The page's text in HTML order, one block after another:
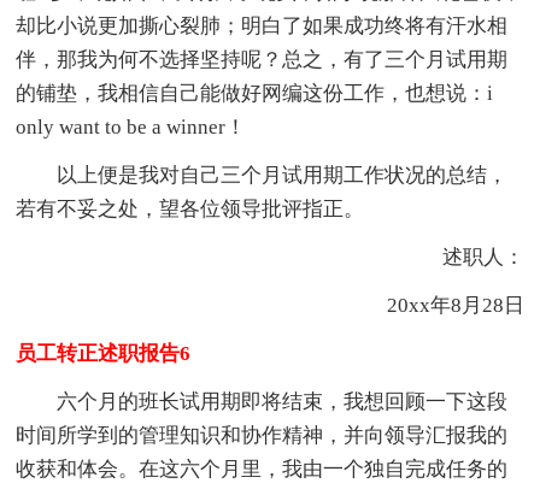
却比小说更加撕心裂肺；明白了如果成功终将有汗水相
伴，那我为何不选择坚持呢？总之，有了三个月试用期
的铺垫，我相信自己能做好网编这份工作，也想说：i
only want to be a winner！
以上便是我对自己三个月试用期工作状况的总结，
若有不妥之处，望各位领导批评指正。
述职人：
20xx年8月28日
员工转正述职报告6
六个月的班长试用期即将结束，我想回顾一下这段
时间所学到的管理知识和协作精神，并向领导汇报我的
收获和体会。在这六个月里，我由一个独自完成任务的